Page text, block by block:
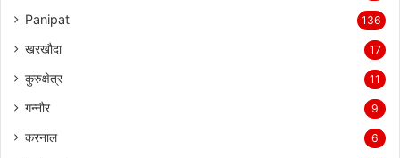
Panipat 136
खरखौदा 17
कुरुक्षेत्र 11
गन्नौर 9
करनाल 6